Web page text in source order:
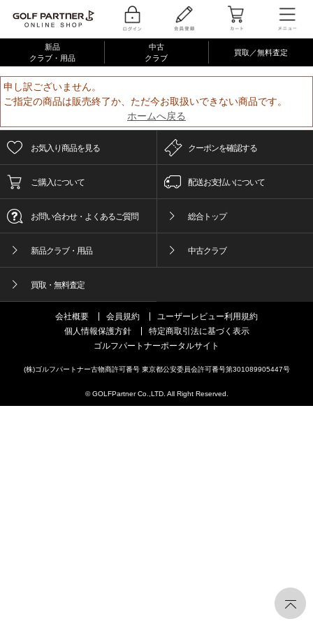
新品
クラブ・用品
中古
クラブ
買取／無料査定
申し訳ございません。
ご指定の商品は販売終了か、ただ今お取扱いできない商品です。
ホームへ戻る
お気入り商品を見る クーポンを確認する
ご購入について 配送お支払いについて
お問い合わせ・よくあるご質問 総合トップ
新品クラブ・用品 中古クラブ
買取・無料査定
会社概要 会員規約
ユーザーレビュー利用規約
個人情報保護方針
特定商取引法に基づく表示
ゴルフパートナーポータルサイト
(株)ゴルフパートナー古物商許可番号 東京都公安委員会許可番号第301089905447号
© GOLFPartner Co.,LTD. All Right Reserved.